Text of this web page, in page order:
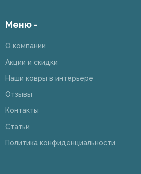
Меню -
О компании
Акции и скидки
Наши ковры в интерьере
Отзывы
Контакты
Статьи
Политика конфиденциальности